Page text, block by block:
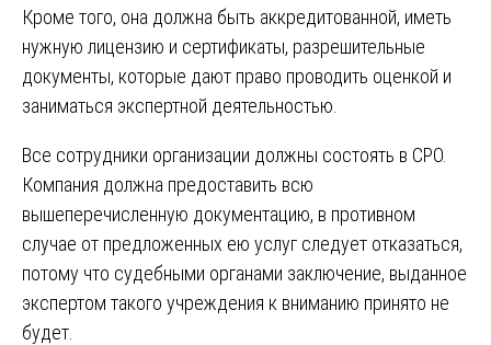
Кроме того, она должна быть аккредитованной, иметь
нужную лицензию и сертификаты, разрешительные
документы, которые дают право проводить оценкой и
заниматься экспертной деятельностью.
Все сотрудники организации должны состоять в СРО.
Компания должна предоставить всю
вышеперечисленную документацию, в противном
случае от предложенных ею услуг следует отказаться,
потому что судебными органами заключение, выданное
экспертом такого учреждения к вниманию принято не
будет.